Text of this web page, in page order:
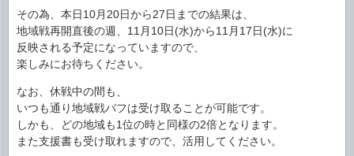
その為、本日10月20日から27日までの結果は、
地域戦再開直後の週、11月10日(水)から11月17日(水)に
反映される予定になっていますので、
楽しみにお待ちください。
なお、休戦中の間も、
いつも通り地域戦バフは受け取ることが可能です。
しかも、どの地域も1位の時と同様の2倍となります。
また支援書も受け取れますので、活用してください。